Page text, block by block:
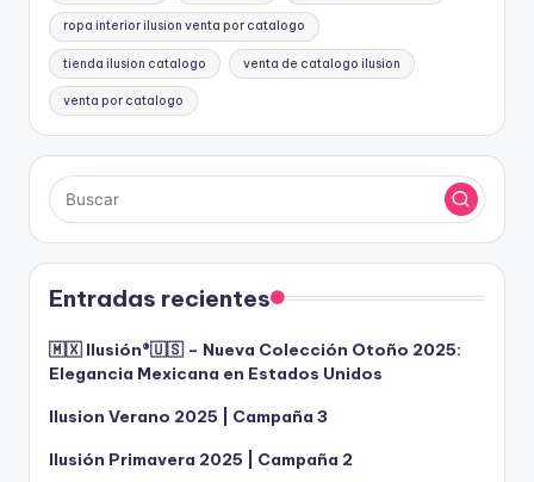
ropa interior ilusion venta por catalogo
tienda ilusion catalogo venta de catalogo ilusion
venta por catalogo
Entradas recientes
🇲🇽 Ilusión®️🇺🇸 – Nueva Colección Otoño 2025:
Elegancia Mexicana en Estados Unidos
Ilusion Verano 2025 | Campaña 3
Ilusión Primavera 2025 | Campaña 2